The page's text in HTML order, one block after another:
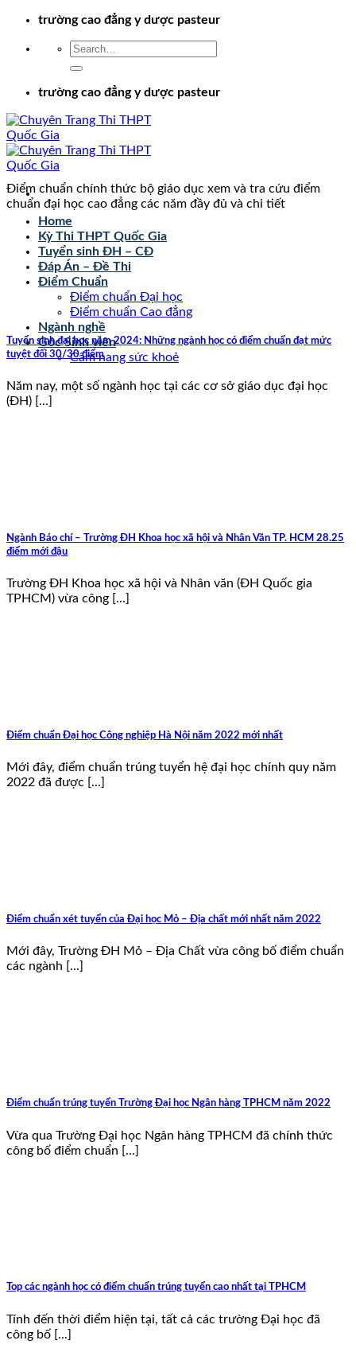
Chuyểntrường cao đẳng y dược pasteur
trường cao đẳng y dược pasteur
Home
Kỳ Thi THPT Quốc Gia
Tuyển sinh ĐH – CĐ
Đáp Án – Đề Thi
Điểm Chuẩn
Điểm chuẩn Đại học
Điểm chuẩn Cao đẳng
Ngành nghề
Góc Sinh viên
Cẩm nang sức khoẻ
Điểm chuẩn chính thức bộ giáo dục xem và tra cứu điểm
chuẩn đại học cao đẳng các năm đầy đủ và chi tiết
Tuyển sinh đại học năm 2024: Những ngành học có điểm chuẩn đạt mức
tuyệt đối 30/30 điểm
Năm nay, một số ngành học tại các cơ sở giáo dục đại học
(ĐH) [...]
Ngành Báo chí – Trường ĐH Khoa học xã hội và Nhân Văn TP. HCM 28.25
điểm mới đậu
Trường ĐH Khoa học xã hội và Nhân văn (ĐH Quốc gia
TPHCM) vừa công [...]
Điểm chuẩn Đại học Công nghiệp Hà Nội năm 2022 mới nhất
Mới đây, điểm chuẩn trúng tuyển hệ đại học chính quy năm
2022 đã được [...]
Điểm chuẩn xét tuyển của Đại học Mỏ – Địa chất mới nhất năm 2022
Mới đây, Trường ĐH Mỏ – Địa Chất vừa công bố điểm chuẩn
các ngành [...]
Điểm chuẩn trúng tuyển Trường Đại học Ngân hàng TPHCM năm 2022
Vừa qua Trường Đại học Ngân hàng TPHCM đã chính thức
công bố điểm chuẩn [...]
Top các ngành học có điểm chuẩn trúng tuyển cao nhất tại TPHCM
Tính đến thời điểm hiện tại, tất cả các trường Đại học đã
công bố [...]